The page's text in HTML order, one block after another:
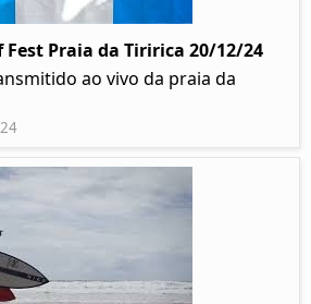
Praia da Tiririca 20/12/24
ao vivo da praia da